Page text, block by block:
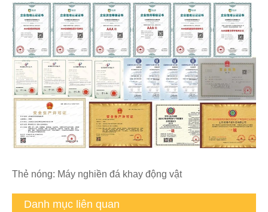
Thẻ nóng: Máy nghiền đá khay động vật
Danh mục liên quan